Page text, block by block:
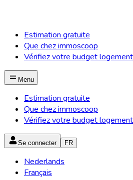
Estimation gratuite
Que chez immoscoop
Vérifiez votre budget logement
Menu
Estimation gratuite
Que chez immoscoop
Vérifiez votre budget logement
Se connecter FR
Nederlands
Français